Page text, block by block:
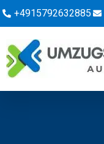
+4915792632885